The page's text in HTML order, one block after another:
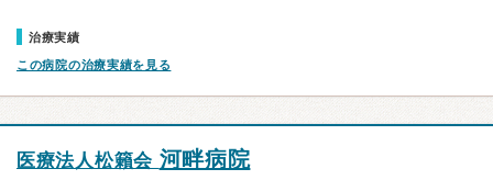
治療実績
この病院の治療実績を見る
医療法人松籟会 河畔病院